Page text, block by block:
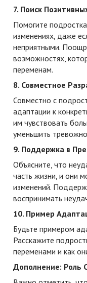
7. Поиск
Помогите
изменениях, даже
неприятными.
возможностях,
переменам.
8. Совместное
Совместно с
адаптации к
им чувствовать
уменьшить
9. Поддержка в
Объясните, что
часть жизни, и они
изменений.
воспринимать
10. Пример
Будьте примером
Расскажите
переменами и как
Дополнение: Роль